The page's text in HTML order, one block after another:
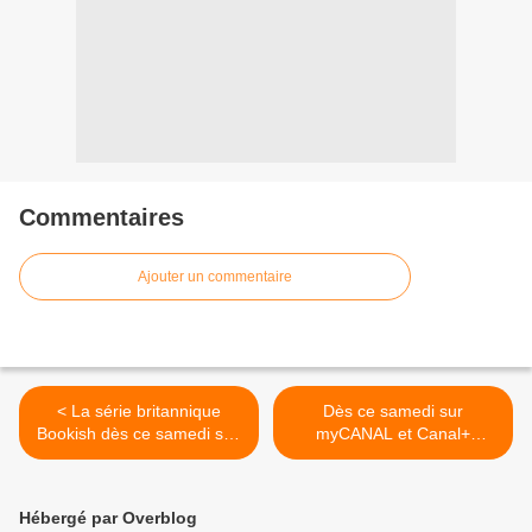
Commentaires
Ajouter un commentaire
< La série britannique
Bookish dès ce samedi soir
sur Polar+.
Dès ce samedi sur
myCANAL et Canal+
Cinéma(s), Jeunes mères,
Hébergé par Overblog